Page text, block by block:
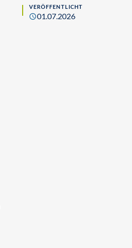
VERÖFFENTLICHT
01.07.2026